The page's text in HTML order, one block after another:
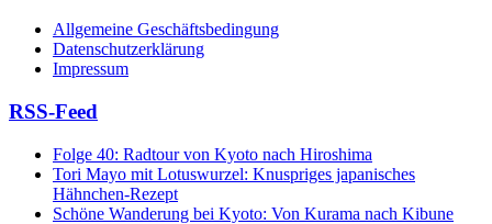
Allgemeine Geschäftsbedingung
Datenschutzerklärung
Impressum
RSS-Feed
Folge 40: Radtour von Kyoto nach Hiroshima
Tori Mayo mit Lotuswurzel: Knuspriges japanisches
Hähnchen-Rezept
Schöne Wanderung bei Kyoto: Von Kurama nach Kibune